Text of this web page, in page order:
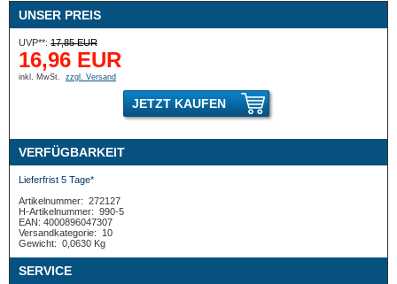
UNSER PREIS
UVP**: 17,85 EUR
16,96 EUR
inkl. MwSt. zzgl. Versand
JETZT KAUFEN
VERFÜGBARKEIT
Lieferfrist 5 Tage*
Artikelnummer: 272127
H-Artikelnummer: 990-5
EAN: 4000896047307
Versandkategorie:
10
Gewicht: 0,0630 Kg
SERVICE